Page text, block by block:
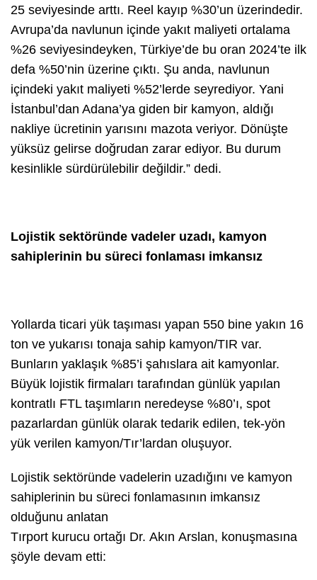
25 seviyesinde arttı. Reel kayıp %30’un üzerindedir.
Avrupa’da navlunun içinde yakıt maliyeti ortalama
%26 seviyesindeyken, Türkiye’de bu oran 2024’te ilk
defa %50’nin üzerine çıktı. Şu anda, navlunun
içindeki yakıt maliyeti %52’lerde seyrediyor. Yani
İstanbul’dan Adana’ya giden bir kamyon, aldığı
nakliye ücretinin yarısını mazota veriyor. Dönüşte
yüksüz gelirse doğrudan zarar ediyor. Bu durum
kesinlikle sürdürülebilir değildir.” dedi.
Lojistik sektöründe vadeler uzadı, kamyon
sahiplerinin bu süreci fonlaması imkansız
Yollarda ticari yük taşıması yapan 550 bine yakın 16
ton ve yukarısı tonaja sahip kamyon/TIR var.
Bunların yaklaşık %85’i şahıslara ait kamyonlar.
Büyük lojistik firmaları tarafından günlük yapılan
kontratlı FTL taşımların neredeyse %80’ı, spot
pazarlardan günlük olarak tedarik edilen, tek-yön
yük verilen kamyon/Tır’lardan oluşuyor.
Lojistik sektöründe vadelerin uzadığını ve kamyon
sahiplerinin bu süreci fonlamasının imkansız
olduğunu anlatan
Tırport kurucu ortağı Dr. Akın Arslan, konuşmasına
şöyle devam etti: